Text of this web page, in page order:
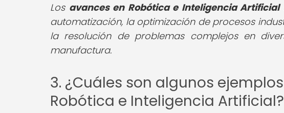
Los avances en Robótica e Inteligencia Artificial
automatización, la optimización de procesos
la resolución de problemas complejos en
manufactura.
3. ¿Cuáles son algunos
Robótica e Inteligencia Artificial?